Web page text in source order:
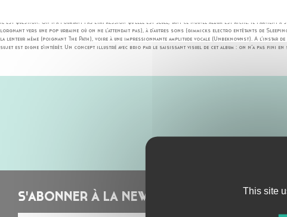
il est question. On n’a pourtant pas l’impression qu’elle est seule, tant ce nouvel album est riche. Il parvient
lorgnant vers une pop urbaine où on ne l’attendait pas), à d’autres sons (gimmicks electro entêtants de
la lenteur même (poignant The Path), voire à une impressionnante amplitude vocale (Unbeknownst). A
sujet est digne d’intérêt. Un concept illustré avec brio par le saisissant visuel de cet album : on n’a pas fini en
S'ABONNER À LA NEWSLETTER
This site